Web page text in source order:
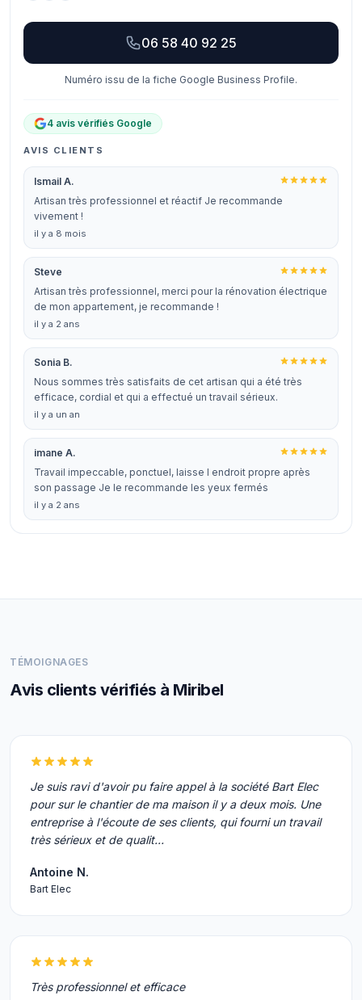
06 58 40 92 25
Numéro issu de la fiche Google Business Profile.
4 avis vérifiés Google
AVIS CLIENTS
Ismail A.
Artisan très professionnel et réactif Je recommande
vivement !
il y a 8 mois
Steve
Artisan très professionnel, merci pour la rénovation électrique
de mon appartement, je recommande !
il y a 2 ans
Sonia B.
Nous sommes très satisfaits de cet artisan qui a été très
efficace, cordial et qui a effectué un travail sérieux.
il y a un an
imane A.
Travail impeccable, ponctuel, laisse l endroit propre après
son passage Je le recommande les yeux fermés
il y a 2 ans
TÉMOIGNAGES
Avis clients vérifiés à Miribel
Je suis ravi d'avoir pu faire appel à la société Bart Elec
pour sur le chantier de ma maison il y a deux mois. Une
entreprise à l'écoute de ses clients, qui fourni un travail
très sérieux et de qualit…
Antoine N.
Bart Elec
Très professionnel et efficace